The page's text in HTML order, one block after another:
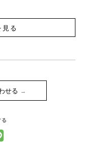
る
せる